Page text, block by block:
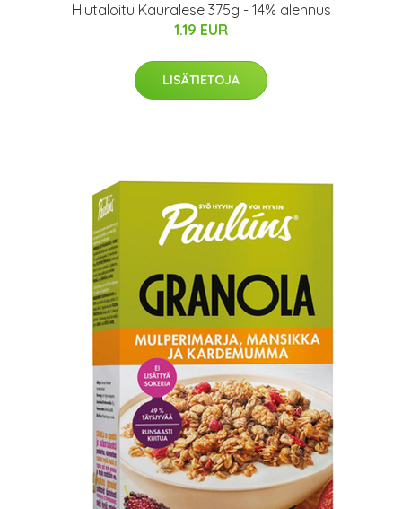
Hiutaloitu Kauralese 375g - 14% alennus
1.19 EUR
LISÄTIETOJA